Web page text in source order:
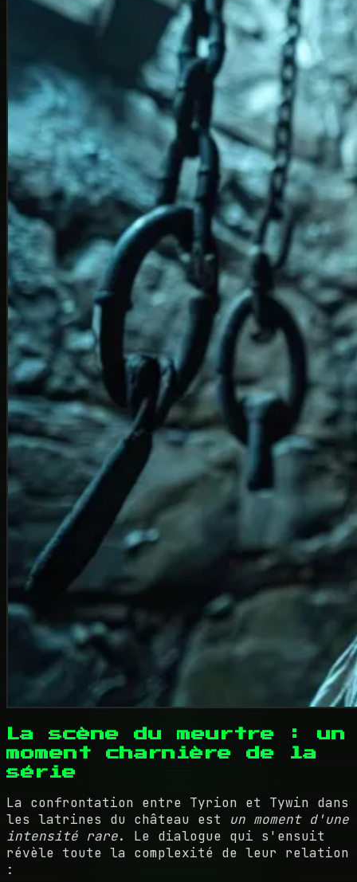
La scène du meurtre : un
moment charnière de la
série
La confrontation entre Tyrion et Tywin dans
les latrines du château est un moment d'une
intensité rare. Le dialogue qui s'ensuit
révèle toute la complexité de leur relation
: